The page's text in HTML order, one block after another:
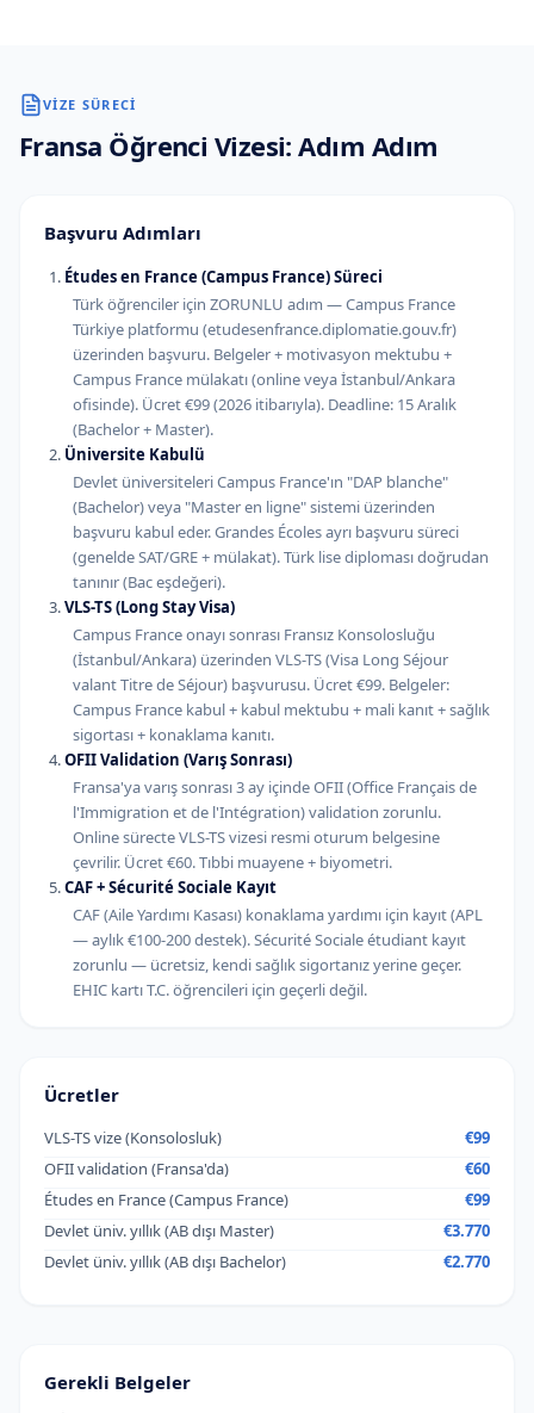
VIZE SÜRECI
Fransa Öğrenci Vizesi: Adım Adım
Başvuru Adımları
Études en France (Campus France) Süreci
Türk öğrenciler için ZORUNLU adım — Campus France
Türkiye platformu (etudesenfrance.diplomatie.gouv.fr)
üzerinden başvuru. Belgeler + motivasyon mektubu +
Campus France mülakatı (online veya İstanbul/Ankara
ofisinde). Ücret €99 (2026 itibarıyla). Deadline: 15 Aralık
(Bachelor + Master).
Üniversite Kabulü
Devlet üniversiteleri Campus France'ın "DAP blanche"
(Bachelor) veya "Master en ligne" sistemi üzerinden
başvuru kabul eder. Grandes Écoles ayrı başvuru süreci
(genelde SAT/GRE + mülakat). Türk lise diploması doğrudan
tanınır (Bac eşdeğeri).
VLS-TS (Long Stay Visa)
Campus France onayı sonrası Fransız Konsolosluğu
(İstanbul/Ankara) üzerinden VLS-TS (Visa Long Séjour
valant Titre de Séjour) başvurusu. Ücret €99. Belgeler:
Campus France kabul + kabul mektubu + mali kanıt + sağlık
sigortası + konaklama kanıtı.
OFII Validation (Varış Sonrası)
Fransa'ya varış sonrası 3 ay içinde OFII (Office Français de
l'Immigration et de l'Intégration) validation zorunlu.
Online sürecte VLS-TS vizesi resmi oturum belgesine
çevrilir. Ücret €60. Tıbbi muayene + biyometri.
CAF + Sécurité Sociale Kayıt
CAF (Aile Yardımı Kasası) konaklama yardımı için kayıt (APL
— aylık €100-200 destek). Sécurité Sociale étudiant kayıt
zorunlu — ücretsiz, kendi sağlık sigortanız yerine geçer.
EHIC kartı T.C. öğrencileri için geçerli değil.
Ücretler
VLS-TS vize (Konsolosluk)
€99
OFII validation (Fransa'da)
€60
Études en France (Campus France)
€99
Devlet üniv. yıllık (AB dışı Master)
€3.770
Devlet üniv. yıllık (AB dışı Bachelor)
€2.770
Gerekli Belgeler